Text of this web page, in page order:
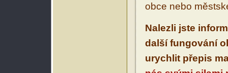
obce nebo
Nalezli jste
další fungování
urychlit přepis